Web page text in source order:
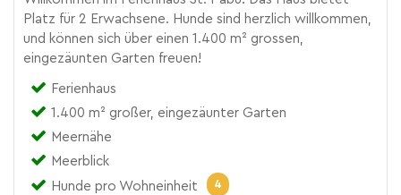
Platz für 2 Erwachsene. Hunde sind herzlich willkommen,
und können sich über einen 1.400 m² grossen,
eingezäunten Garten freuen!
Ferienhaus
1.400 m² großer, eingezäunter Garten
Meernähe
Meerblick
Hunde pro Wohneinheit
4